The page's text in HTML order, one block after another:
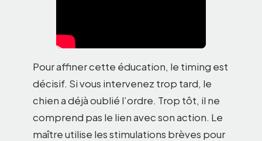
Pour affiner cette éducation, le timing est
décisif. Si vous intervenez trop tard, le
chien a déjà oublié l’ordre. Trop tôt, il ne
comprend pas le lien avec son action. Le
maître utilise les stimulations brèves pour